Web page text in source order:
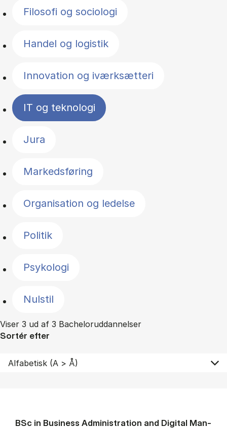
Filosofi og sociologi
Handel og logistik
Innovation og iværksætteri
IT og teknologi
Jura
Markedsføring
Organisation og ledelse
Politik
Psykologi
Nulstil
Viser 3 ud af 3 Bacheloruddannelser
Sortér efter
BSc in Busi­ness Ad­min­is­tra­tion and Di­git­al Man­